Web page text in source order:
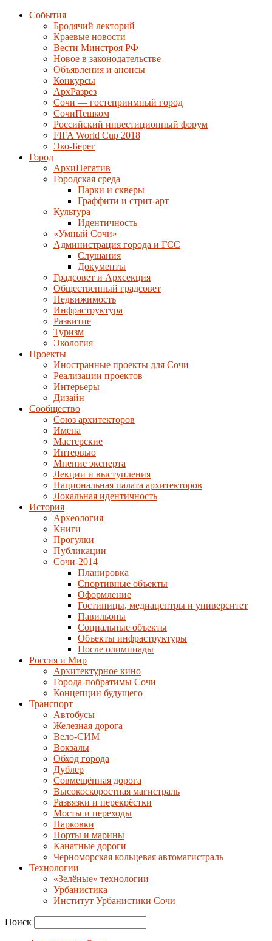
События
Бродячий лекторий
Краевые новости
Вести Минстроя РФ
Новое в законодательстве
Объявления и анонсы
Конкурсы
АрхРазрез
Сочи — гостеприимный город
СочиПешком
Российский инвестиционный форум
FIFA World Cup 2018
Эко-Берег
Город
АрхиНегатив
Городская среда
Парки и скверы
Граффити и стрит-арт
Культура
Идентичность
«Умный Сочи»
Администрация города и ГСС
Слушания
Документы
Градсовет и Архсекция
Общественный градсовет
Недвижимость
Инфраструктура
Развитие
Туризм
Экология
Проекты
Иностранные проекты для Сочи
Реализации проектов
Интерьеры
Дизайн
Сообщество
Союз архитекторов
Имена
Мастерские
Интервью
Мнение эксперта
Лекции и выступления
Национальная палата архитекторов
Локальная идентичность
История
Археология
Книги
Прогулки
Публикации
Сочи-2014
Планировка
Спортивные объекты
Оформление
Гостиницы, медиацентры и университет
Павильоны
Социальные объекты
Объекты инфраструктуры
После олимпиады
Россия и Мир
Архитектурное кино
Города-побратимы Сочи
Концепции будущего
Транспорт
Автобусы
Железная дорога
Вело-СИМ
Вокзалы
Обход города
Дублер
Совмещённая дорога
Высокоскоростная магистраль
Развязки и перекрёстки
Мосты и переходы
Парковки
Порты и марины
Канатные дороги
Черноморская кольцевая автомагистраль
Технологии
«Зелёные» технологии
Урбанистика
Институт Урбанистики Сочи
Поиск